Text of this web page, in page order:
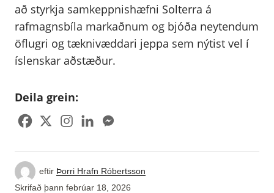
að styrkja samkeppnishæfni Solterra á
rafmagnsbíla markaðnum og bjóða neytendum
öflugri og tæknivæddari jeppa sem nýtist vel í
íslenskar aðstæður.
Deila grein:
eftir Þorri Hrafn Róbertsson
Skrifað þann febrúar 18, 2026